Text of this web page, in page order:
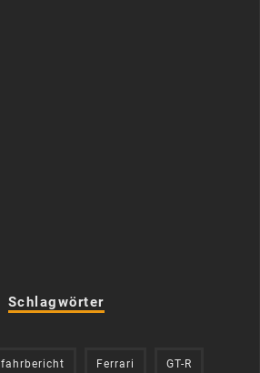
Schlagwörter
fahrbericht Ferrari GT-R